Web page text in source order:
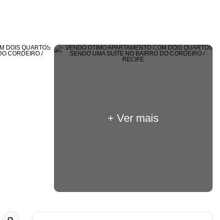
+ Ver mais